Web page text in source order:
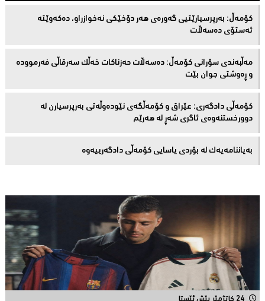
كۆمەڵ: بەرپرسیارێتیی گەورەی هەر دۆخێکی نەخوازراو، دەكەوێتە
ئەستۆی دەسەڵات
مەڵبەندى سۆرانى کۆمەڵ: دەسەڵات حەزناکات خەڵک سەرقاڵى فەرموودە
و ڕەوشتى جوان بێت
کۆمەڵى دادگەرى: عێراق و كۆمەڵگەی نێودەوڵەتی بەرپرسیارن لە
دوورخستنەوەى ئاگری شەڕ لە هەرێم
بەیاننامەیەک لە بۆردی یاسایی کۆمەڵی دادگەرییەوە